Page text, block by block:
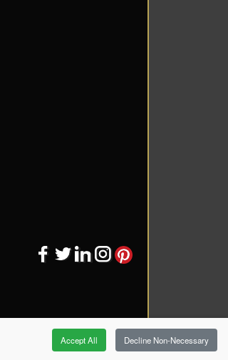
Accept All Decline Non-Necessary